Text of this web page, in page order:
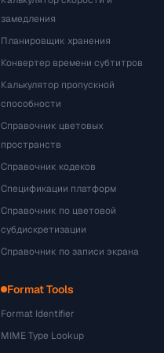
замедления
Планировщик хранения
Конвертер времени субтитров
Калькулятор пропускной
способности
Справочник цветовых
пространств
Справочник кодеков
Спецификации платформ
Справочник по цветовой
субдискретизации
Справочник по записи экрана
Format Tools
Format Identifier
MIME Type Lookup